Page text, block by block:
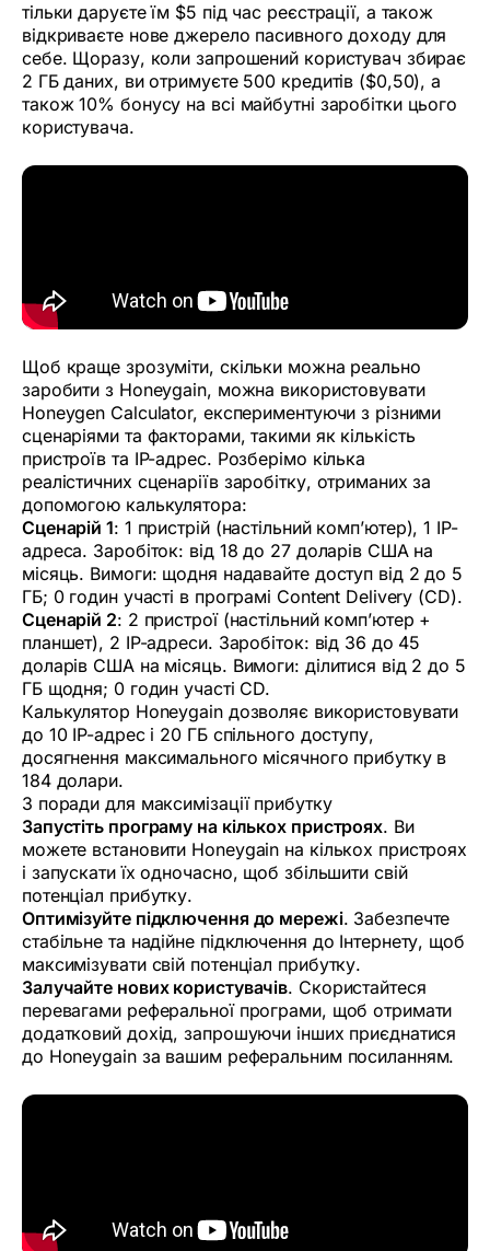
тільки даруєте їм $5 під час реєстрації, а також
відкриваєте нове джерело пасивного доходу для
себе. Щоразу, коли запрошений користувач збирає
2 ГБ даних, ви отримуєте 500 кредитів ($0,50), а
також 10% бонусу на всі майбутні заробітки цього
користувача.
Щоб краще зрозуміти, скільки можна реально
заробити з Honeygain, можна використовувати
Honeygen Calculator, експериментуючи з різними
сценаріями та факторами, такими як кількість
пристроїв та IP-адрес. Розберімо кілька
реалістичних сценаріїв заробітку, отриманих за
допомогою калькулятора:
Сценарій 1: 1 пристрій (настільний комп’ютер), 1 IP-
адреса. Заробіток: від 18 до 27 доларів США на
місяць. Вимоги: щодня надавайте доступ від 2 до 5
ГБ; 0 годин участі в програмі Content Delivery (CD).
Сценарій 2: 2 пристрої (настільний комп’ютер +
планшет), 2 IP-адреси. Заробіток: від 36 до 45
доларів США на місяць. Вимоги: ділитися від 2 до 5
ГБ щодня; 0 годин участі CD.
Калькулятор Honeygain дозволяє використовувати
до 10 IP-адрес і 20 ГБ спільного доступу,
досягнення максимального місячного прибутку в
184 долари.
3 поради для максимізації прибутку
Запустіть програму на кількох пристроях. Ви
можете встановити Honeygain на кількох пристроях
і запускати їх одночасно, щоб збільшити свій
потенціал прибутку.
Оптимізуйте підключення до мережі. Забезпечте
стабільне та надійне підключення до Інтернету, щоб
максимізувати свій потенціал прибутку.
Залучайте нових користувачів. Скористайтеся
перевагами реферальної програми, щоб отримати
додатковий дохід, запрошуючи інших приєднатися
до Honeygain за вашим реферальним посиланням.